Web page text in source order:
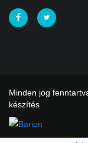
Minden jog
készítés